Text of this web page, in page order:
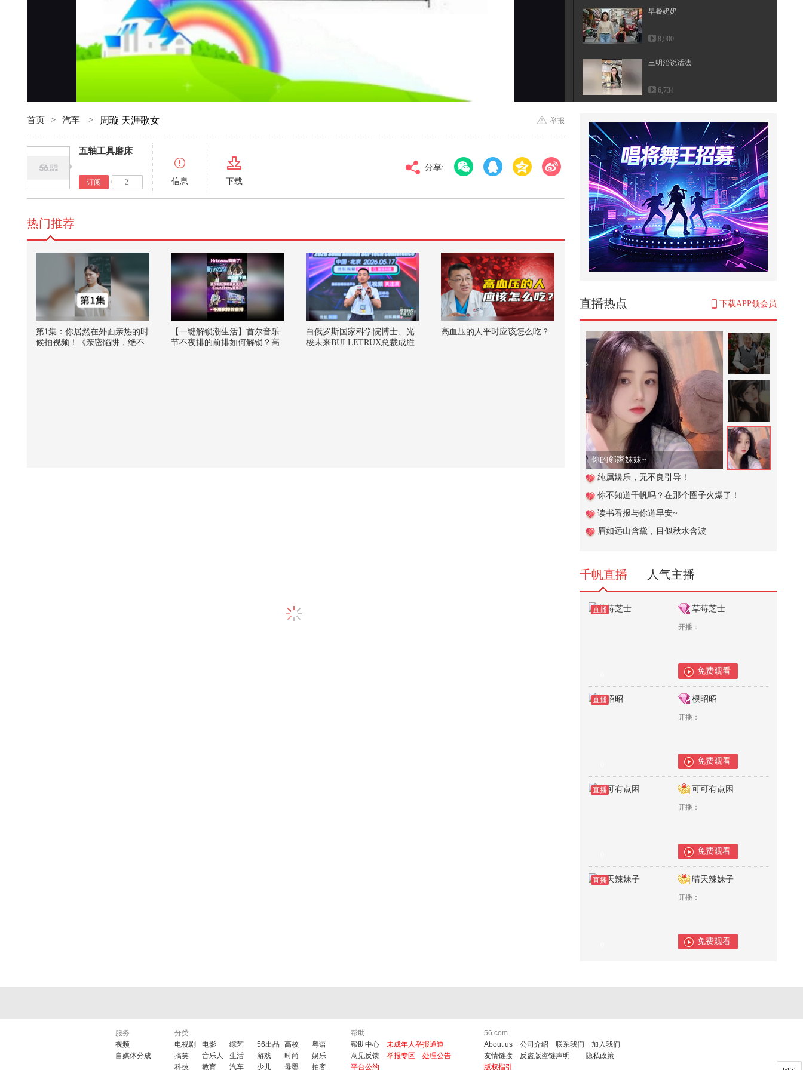
早餐奶奶
8,900
三明治说话法
6,734
座次就是谈判桌！
10.2万
明朝皇帝短命的背后到底藏着什么
惊天秘密
13,689
解放军军机出动，划出不寻常航
迹，赖清德尤其担心一件事
2,706
2只雪王抢雪妹在路边打架，重庆
峰会汇集来自科研、产业与教育一
线的实践者们！关于AI如何介入基
础...
1,145
【KPOP翻跳自由组队赛道】 嗷呜
七一口南瓜牛肉饺｜越跳越上头的
DUN...
1,180
【春关登岛打卡Day11】 【春关倒
计时】这是我最后一次catchcatch
@...
11,075
养老金好消息！多地提升养老金标
2,504
第98届奥斯卡最佳选角奖：卡桑德
拉·库鲁昆迪斯《一战再战》，这
首页 > 汽车 > 周璇 天涯歌女 举报
五轴工具磨床
订阅 2 信息 下载
分享:
直播热点 下载APP领会员
你的邻家妹妹~
纯属娱乐，无不良引导！
你不知道千帆吗？在那个圈子火爆了！
读书看报与你道早安~
眉如远山含黛，目似秋水含波
千帆直播 人气主播
直播 草莓芝士
开播：
免费观看
直播 棂昭昭
开播：
免费观看
直播 可可有点困
开播：
免费观看
直播 晴天辣妹子
开播：
免费观看
热门推荐
第1集：你居然在外面亲热的时
候拍视频！《亲密陷阱，绝不
【一键解锁潮生活】首尔音乐
节不夜排的前排如何解锁？高
白俄罗斯国家科学院博士、光
梭未来BULLETRUX总裁成胜
高血压的人平时应该怎么吃？
服务
视频
自媒体分成
分类
电视剧
电影 综艺 56出品 高校
粤语
搞笑
音乐人 生活 游戏 时尚
娱乐
科技
教育 汽车 少儿 母婴 拍客
帮助
帮助中心
未成年人举报通道
意见反馈
举报专区
处理公告
平台公约
56.com
About us
公司介绍 联系我们
加入我们
友情链接
反盗版盗链声明
隐私政策
版权指引